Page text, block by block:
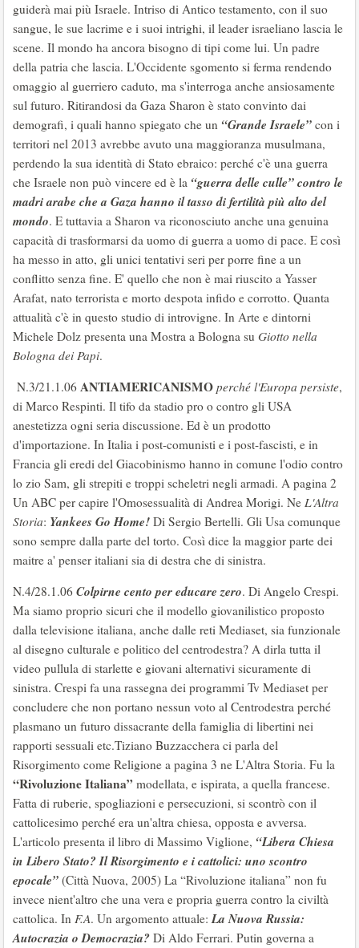
guiderà mai più Israele. Intriso di Antico testamento, con il suo
sangue, le sue lacrime e i suoi intrighi, il leader israeliano lascia le
scene. Il mondo ha ancora bisogno di tipi come lui. Un padre
della patria che lascia. L'Occidente sgomento si ferma rendendo
omaggio al guerriero caduto, ma s'interroga anche ansiosamente
sul futuro. Ritirandosi da Gaza Sharon è stato convinto dai
demografi, i quali hanno spiegato che un “Grande Israele” con i
territori nel 2013 avrebbe avuto una maggioranza musulmana,
perdendo la sua identità di Stato ebraico: perché c'è una guerra
che Israele non può vincere ed è la “guerra delle culle”contro le
madri arabe che a Gaza hanno il tasso di fertilità più alto del
mondo. E tuttavia a Sharon va riconosciuto anche una genuina
capacità di trasformarsi da uomo di guerra a uomo di pace. E così
ha messo in atto, gli unici tentativi seri per porre fine a un
conflitto senza fine. E' quello che non è mai riuscito a Yasser
Arafat, nato terrorista e morto despota infido e corrotto. Quanta
attualità c'è in questo studio di introvigne. In Arte e dintorni
Michele Dolz presenta una Mostra a Bologna su Giotto nella
Bologna dei Papi.
N.3/21.1.06 ANTIAMERICANISMO perché l'Europa persiste,
di Marco Respinti. Il tifo da stadio pro o contro gli USA
anestetizza ogni seria discussione. Ed è un prodotto
d'importazione. In Italia i post-comunisti e i post-fascisti, e in
Francia gli eredi del Giacobinismo hanno in comune l'odio contro
lo zio Sam, gli strepiti e troppi scheletri negli armadi. A pagina 2
Un ABC per capire l'Omosessualità di Andrea Morigi. Ne L'Altra
Storia: Yankees Go Home! Di Sergio Bertelli. Gli Usa comunque
sono sempre dalla parte del torto. Così dice la maggior parte dei
maitre a' penser italiani sia di destra che di sinistra.
N.4/28.1.06 Colpirne cento per educare zero. Di Angelo Crespi.
Ma siamo proprio sicuri che il modello giovanilistico proposto
dalla televisione italiana, anche dalle reti Mediaset, sia funzionale
al disegno culturale e politico del centrodestra? A dirla tutta il
video pullula di starlette e giovani alternativi sicuramente di
sinistra. Crespi fa una rassegna dei programmi Tv Mediaset per
concludere che non portano nessun voto al Centrodestra perché
plasmano un futuro dissacrante della famiglia di libertini nei
rapporti sessuali etc.Tiziano Buzzacchera ci parla del
Risorgimento come Religione a pagina 3 ne L'Altra Storia. Fu la
“Rivoluzione Italiana” modellata, e ispirata, a quella francese.
Fatta di ruberie, spogliazioni e persecuzioni, si scontrò con il
cattolicesimo perché era un'altra chiesa, opposta e avversa.
L'articolo presenta il libro di Massimo Viglione, “Libera Chiesa
in Libero Stato? Il Risorgimento e i cattolici: uno scontro
epocale” (Città Nuova, 2005) La “Rivoluzione italiana” non fu
invece nient'altro che una vera e propria guerra contro la civiltà
cattolica. In F.A. Un argomento attuale:La Nuova Russia:
Autocrazia o Democrazia? Di Aldo Ferrari. Putin governa a